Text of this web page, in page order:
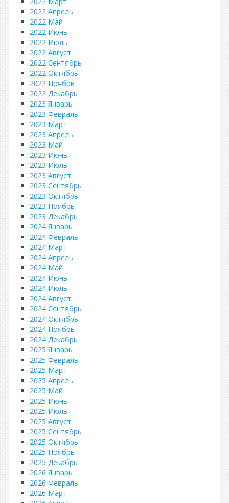
2022 Апрель
2022 Май
2022 Июнь
2022 Июль
2022 Август
2022 Сентябрь
2022 Октябрь
2022 Ноябрь
2022 Декабрь
2023 Январь
2023 Февраль
2023 Март
2023 Апрель
2023 Май
2023 Июнь
2023 Июль
2023 Август
2023 Сентябрь
2023 Октябрь
2023 Ноябрь
2023 Декабрь
2024 Январь
2024 Февраль
2024 Март
2024 Апрель
2024 Май
2024 Июнь
2024 Июль
2024 Август
2024 Сентябрь
2024 Октябрь
2024 Ноябрь
2024 Декабрь
2025 Январь
2025 Февраль
2025 Март
2025 Апрель
2025 Май
2025 Июнь
2025 Июль
2025 Август
2025 Сентябрь
2025 Октябрь
2025 Ноябрь
2025 Декабрь
2026 Январь
2026 Февраль
2026 Март